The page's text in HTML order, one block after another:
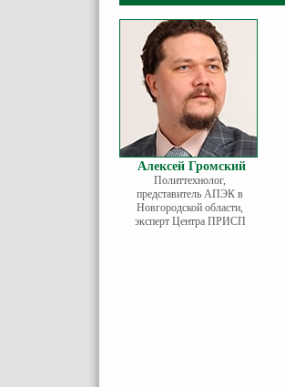
Алексей Громский
Политтехнолог,
представитель АПЭК в
Новгородской области,
эксперт Центра ПРИСП